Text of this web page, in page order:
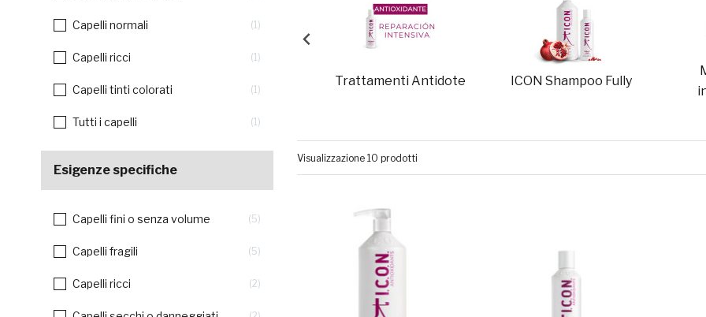
Capelli normali 1
Capelli ricci 1
Capelli tinti colorati 1
Tutti i capelli 1
Esigenze specifiche
Capelli fini o senza volume 5
Capelli fragili 5
Capelli ricci 2
Trattamenti Antidote ICON Shampoo Fully
Visualizzazione 10 prodotti